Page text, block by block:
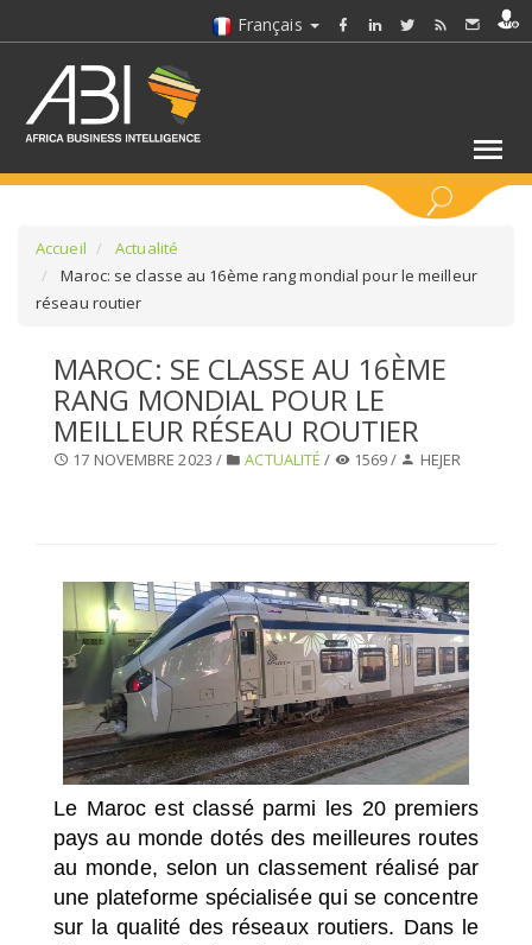
Français
SÉLECTIONNEZ UN DOSSIER
SELECTIONNEZ UNE SECTION
Accueil
Actualité
Maroc: se classe au 16ème rang mondial pour le meilleur
réseau routier
MAROC: SE CLASSE AU 16ÈME
RANG MONDIAL POUR LE
MEILLEUR RÉSEAU ROUTIER
17 NOVEMBRE 2023 / ACTUALITÉ / 1569 / HEJER
Le Maroc est classé parmi les 20 premiers
pays au monde dotés des meilleures routes
au monde, selon un classement réalisé par
une plateforme spécialisée qui se concentre
sur la qualité des réseaux routiers. Dans le